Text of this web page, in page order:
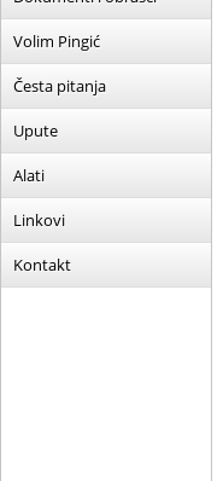
Volim Pingić
Česta pitanja
Upute
Alati
Linkovi
Kontakt